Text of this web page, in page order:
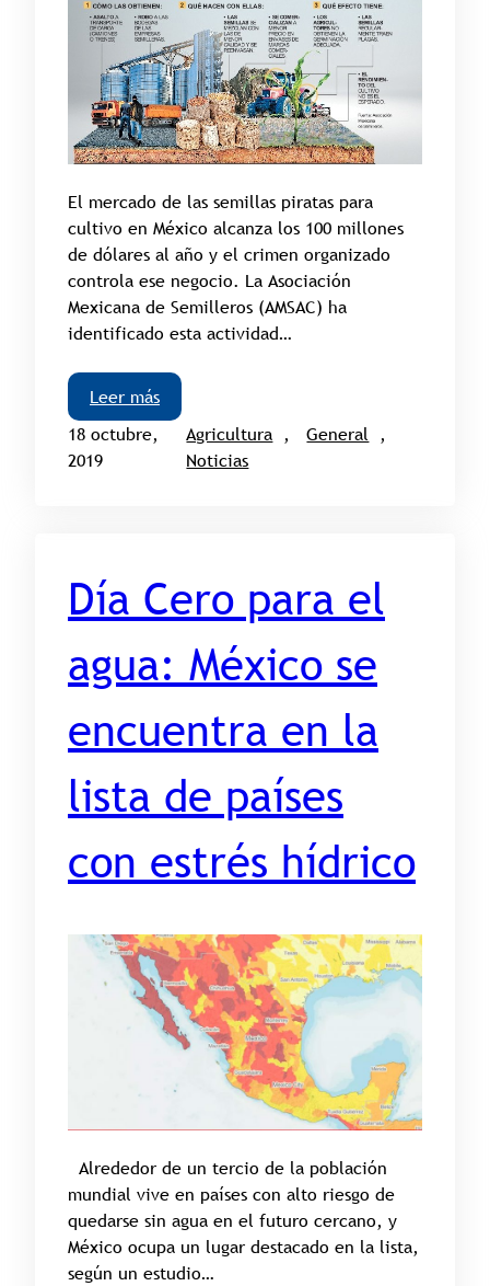
El mercado de las semillas piratas para
cultivo en México alcanza los 100 millones
de dólares al año y el crimen organizado
controla ese negocio. La Asociación
Mexicana de Semilleros (AMSAC) ha
identificado esta actividad…
Leer más
18 octubre,
2019
Agricultura , General
Noticias
Día Cero para el
agua: México se
encuentra en la
lista de países
con estrés hídrico
Alrededor de un tercio de la población
mundial vive en países con alto riesgo de
quedarse sin agua en el futuro cercano, y
México ocupa un lugar destacado en la lista,
según un estudio…